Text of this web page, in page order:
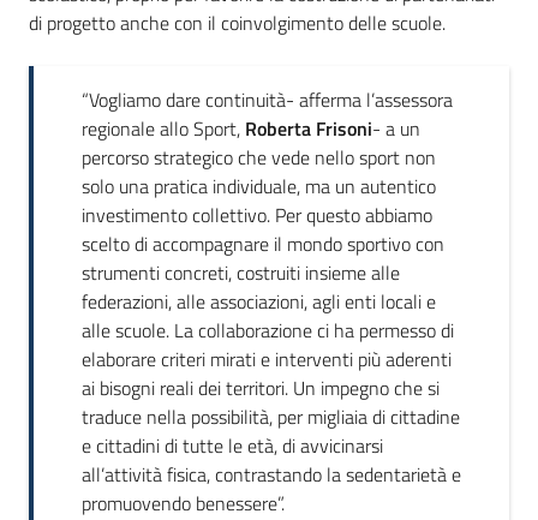
di progetto anche con il coinvolgimento delle scuole.
“Vogliamo dare continuità- afferma l’assessora
regionale allo Sport, Roberta Frisoni- a un
percorso strategico che vede nello sport non
solo una pratica individuale, ma un autentico
investimento collettivo. Per questo abbiamo
scelto di accompagnare il mondo sportivo con
strumenti concreti, costruiti insieme alle
federazioni, alle associazioni, agli enti locali e
alle scuole. La collaborazione ci ha permesso di
elaborare criteri mirati e interventi più aderenti
ai bisogni reali dei territori. Un impegno che si
traduce nella possibilità, per migliaia di cittadine
e cittadini di tutte le età, di avvicinarsi
all’attività fisica, contrastando la sedentarietà e
promuovendo benessere”.